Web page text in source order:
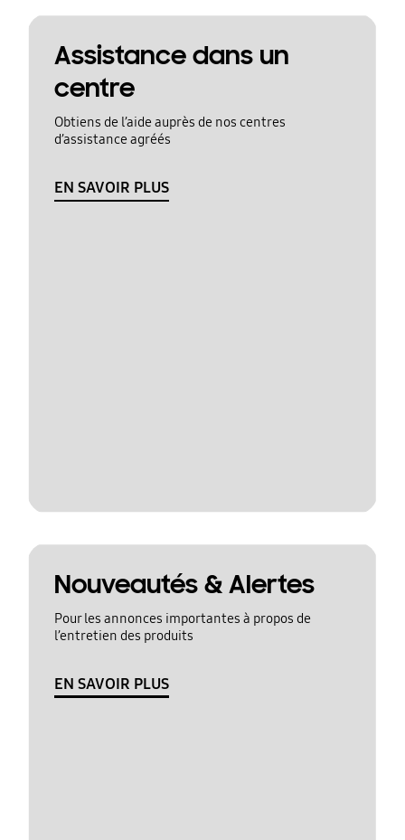
Assistance dans un
centre
Obtiens de l’aide auprès de nos centres
d’assistance agréés
EN SAVOIR PLUS
Nouveautés & Alertes
Pour les annonces importantes à propos de
l’entretien des produits
EN SAVOIR PLUS